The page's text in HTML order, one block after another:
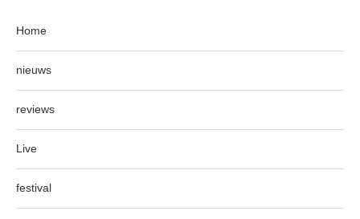
Home
nieuws
reviews
Live
festival